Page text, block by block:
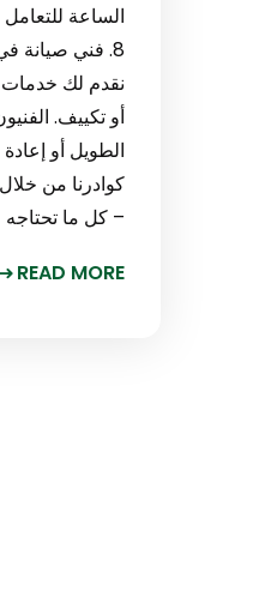
الساعة
8. فني
نقدم لك خدمات
أو تكييف.
الطويل أو
– كل ما تحتاجه
READ MORE